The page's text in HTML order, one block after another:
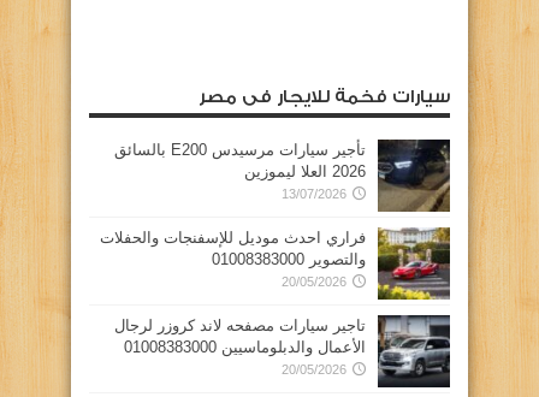
سيارات فخمة للايجار فى مصر
تأجير سيارات مرسيدس E200 بالسائق
2026 العلا ليموزين
13/07/2026
فراري احدث موديل للإسفنجات والحفلات
والتصوير 01008383000
20/05/2026
تاجير سيارات مصفحه لاند كروزر لرجال
الأعمال والدبلوماسيين 01008383000
20/05/2026